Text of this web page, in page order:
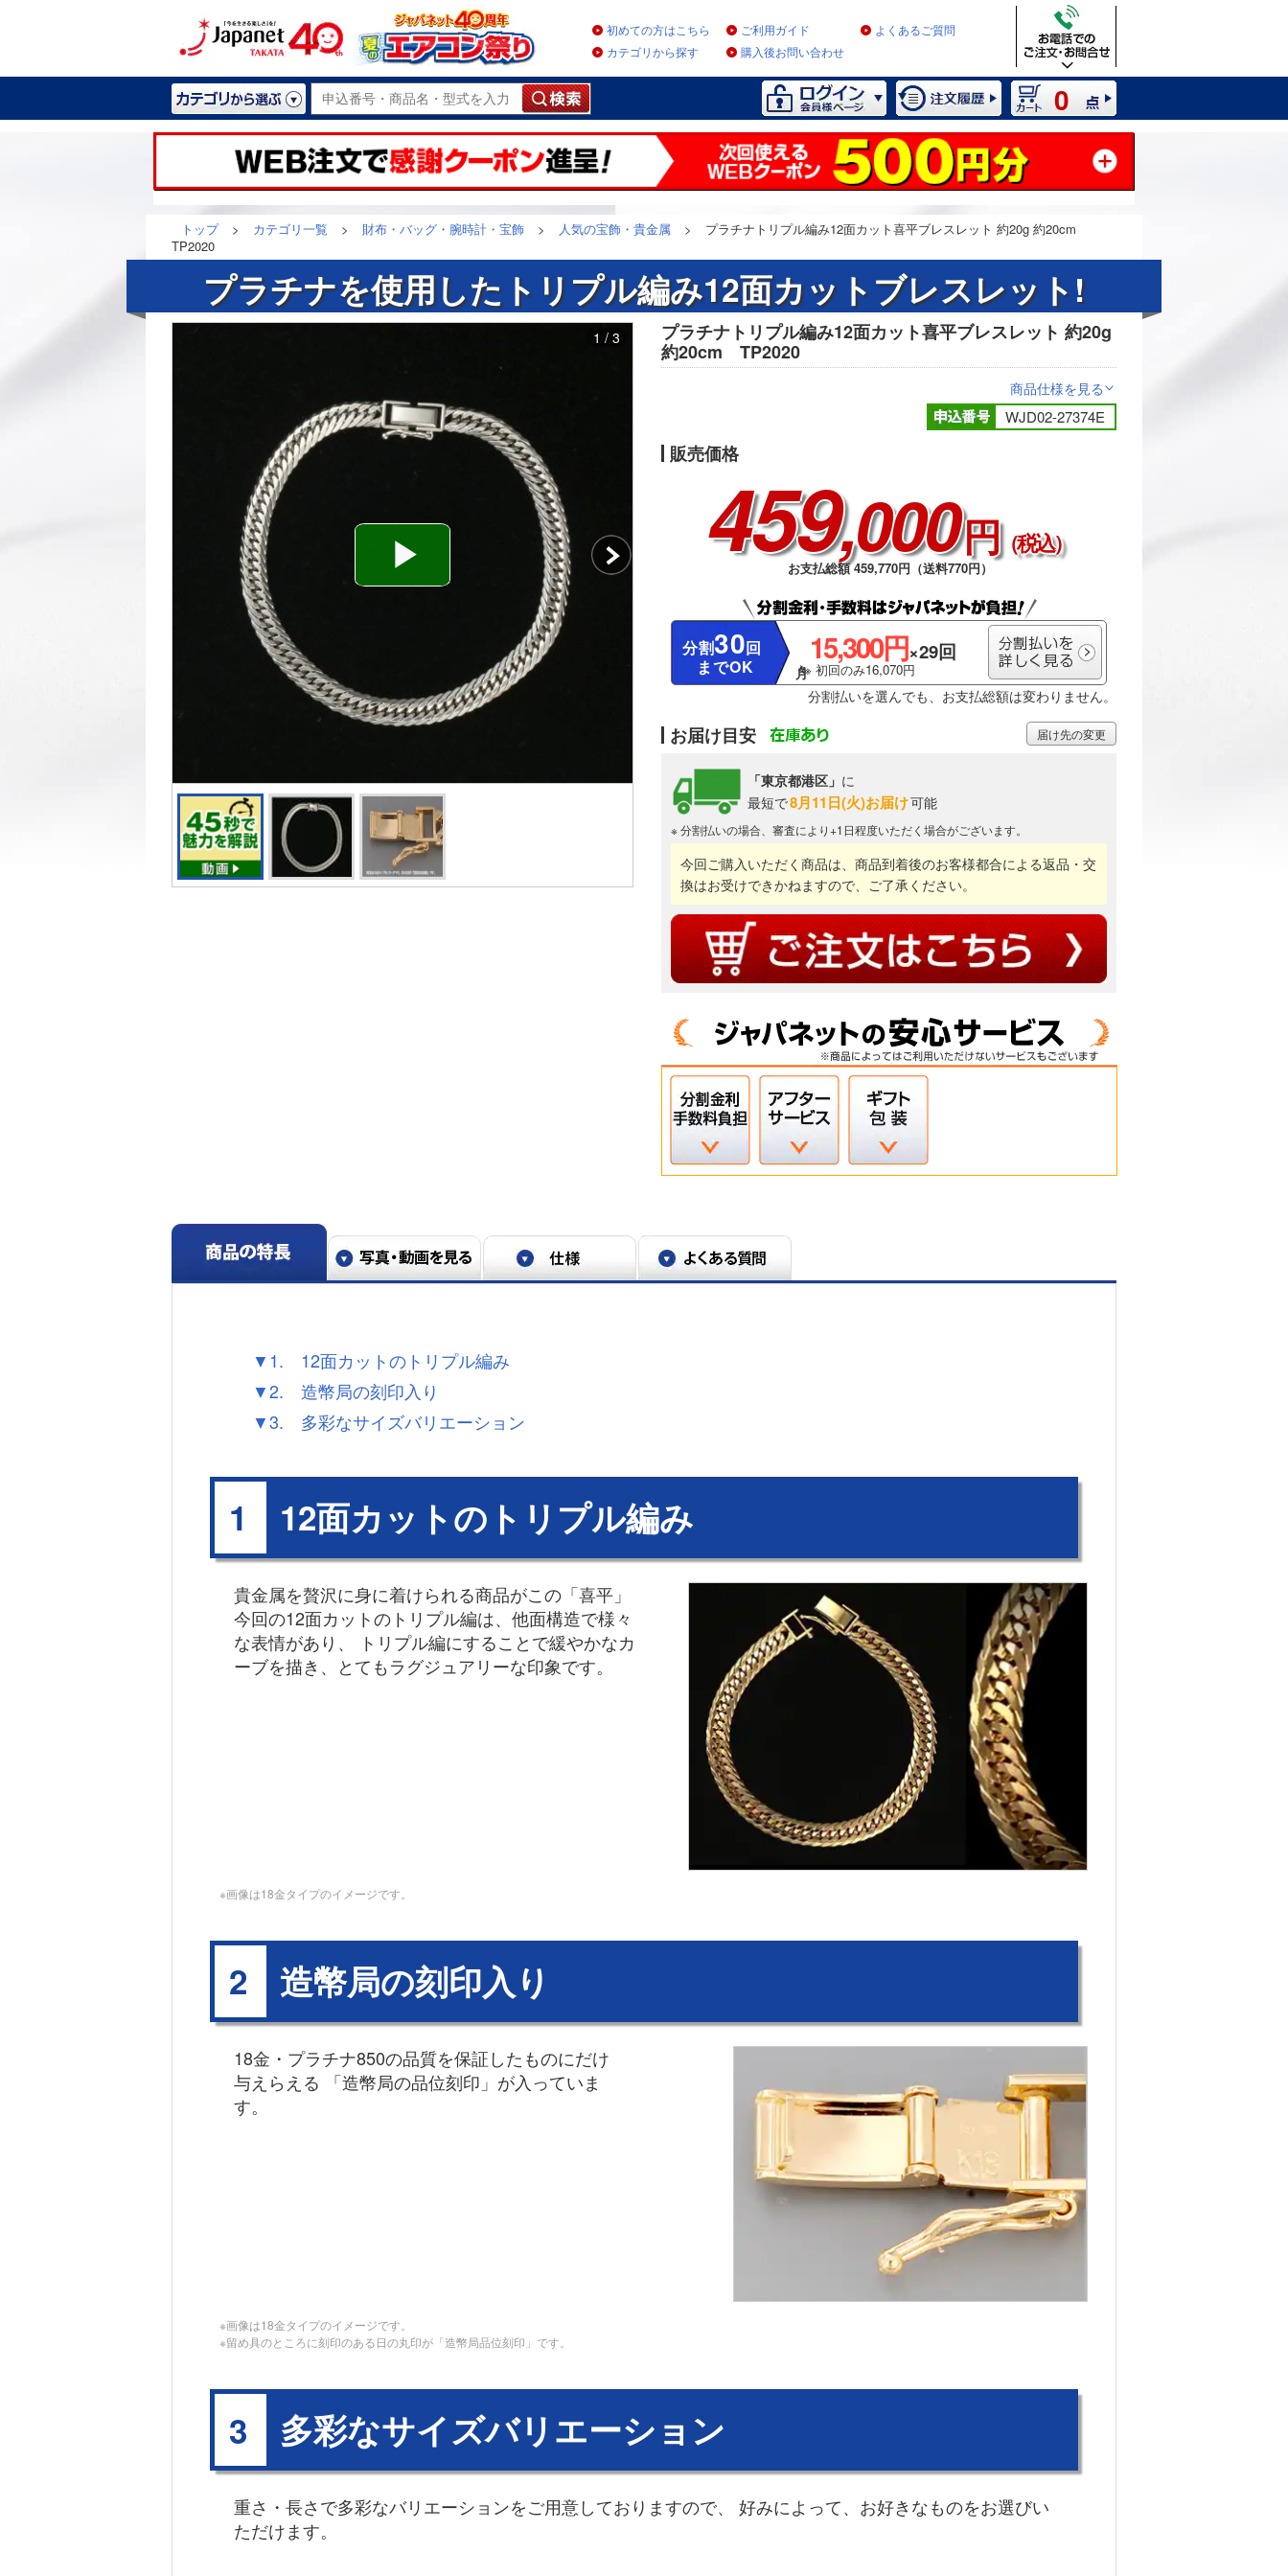
初めての方はこちら ご利用ガイド
よくあるご質問
カテゴリから探す
購入後お問い合わせ
0
トップ > カテゴリ一覧 > 財布・バッグ・腕時計・宝飾 > 人気の宝飾・貴金属 >
プラチナトリプル編み12面カット喜平ブレスレット 約20g 約20cm
TP2020
プラチナを使用したトリプル編み12面カットブレスレット!
1 / 3 2 / 3
プラチナトリプル編み12面カット喜平ブレスレット 約20g
約20cm TP2020
商品仕様を見る>
WJD02-27374E
販売価格
459,000円 （税込）
お支払総額 459,770円（送料770円）
分割30回
までOK
15,300円×29回
※ 初回のみ16,070円
分割払いを選んでも、お支払総額は変わりません。
お届け目安
「東京都港区」 に
最短で8月11日(火)お届け可能
※ 分割払いの場合、審査により+1日程度いただく場合がございます。
届け先の変更
今回ご購入いただく商品は、商品到着後のお客様都合による返品・交
換はお受けできかねますので、ご了承ください。
▼1. 12面カットのトリプル編み
▼2. 造幣局の刻印入り
▼3. 多彩なサイズバリエーション
1 12面カットのトリプル編み
貴金属を贅沢に身に着けられる商品がこの「喜平」
今回の12面カットのトリプル編は、他面構造で様々
な表情があり、 トリプル編にすることで緩やかなカ
ーブを描き、とてもラグジュアリーな印象です。
※画像は18金タイプのイメージです。
2 造幣局の刻印入り
18金・プラチナ850の品質を保証したものにだけ
与えらえる 「造幣局の品位刻印」が入っていま
す。
※画像は18金タイプのイメージです。
※留め具のところに刻印のある日の丸印が「造幣局品位刻印」です。
3 多彩なサイズバリエーション
重さ・長さで多彩なバリエーションをご用意しておりますので、 好みによって、お好きなものをお選びい
ただけます。